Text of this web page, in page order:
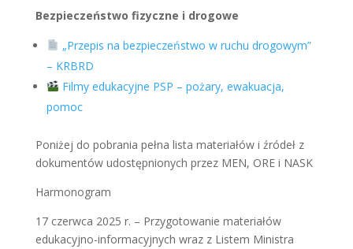
Bezpieczeństwo fizyczne i drogowe
„Przepis na bezpieczeństwo w ruchu drogowym”
– KRBRD
Filmy edukacyjne PSP – pożary, ewakuacja,
pomoc
Poniżej do pobrania pełna lista materiałów i źródeł z
dokumentów udostępnionych przez MEN, ORE i NASK
Harmonogram
17 czerwca 2025 r. – Przygotowanie materiałów
edukacyjno-informacyjnych wraz z Listem Ministra